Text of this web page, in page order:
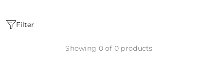
Filter
Showing 0 of 0 products